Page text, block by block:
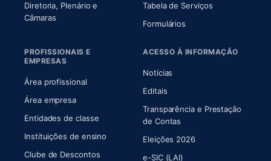
Diretoria, Plenário e
Câmaras(abre em nova aba)
Tabela de Serviços
Formulários
PROFISSIONAIS E
EMPRESAS
Área profissional
Área empresa
Entidades de classe
Instituições de ensino
Clube de Descontos
ACESSO À INFORMAÇÃO
Notícias
Editais
Transparência e Prestação
de Contas
Eleições 2026
e-SIC (LAI)